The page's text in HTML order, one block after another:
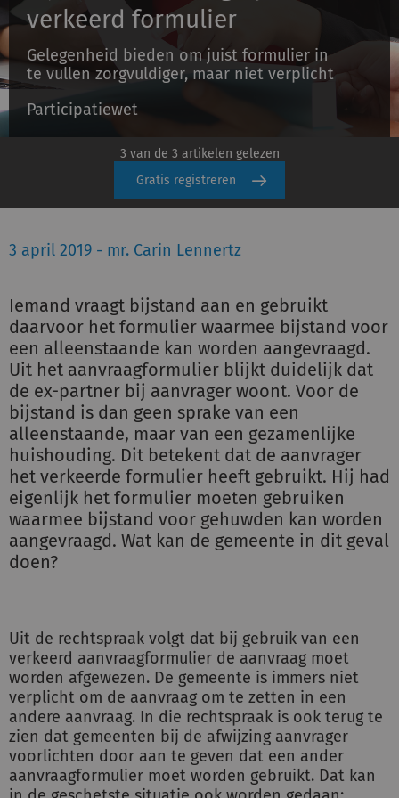
Inloggen
verkeerd formulier
Gelegenheid bieden om juist formulier in
te vullen zorgvuldiger, maar niet verplicht
Participatiewet
3 van de 3 artikelen gelezen
Gratis registreren
3 april 2019 - mr. Carin Lennertz
Iemand vraagt bijstand aan en gebruikt
daarvoor het formulier waarmee bijstand voor
een alleenstaande kan worden aangevraagd.
Uit het aanvraagformulier blijkt duidelijk dat
de ex-partner bij aanvrager woont. Voor de
bijstand is dan geen sprake van een
alleenstaande, maar van een gezamenlijke
huishouding. Dit betekent dat de aanvrager
het verkeerde formulier heeft gebruikt. Hij had
eigenlijk het formulier moeten gebruiken
waarmee bijstand voor gehuwden kan worden
aangevraagd. Wat kan de gemeente in dit geval
doen?
Uit de rechtspraak volgt dat bij gebruik van een
verkeerd aanvraagformulier de aanvraag moet
worden afgewezen. De gemeente is immers niet
verplicht om de aanvraag om te zetten in een
andere aanvraag. In die rechtspraak is ook terug te
zien dat gemeenten bij de afwijzing aanvrager
voorlichten door aan te geven dat een ander
aanvraagformulier moet worden gebruikt. Dat kan